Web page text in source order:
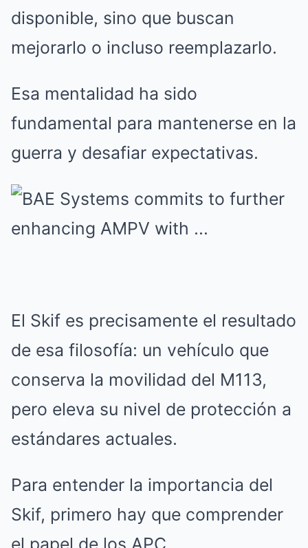
disponible, sino que buscan
mejorarlo o incluso reemplazarlo.
Esa mentalidad ha sido
fundamental para mantenerse en la
guerra y desafiar expectativas.
El Skif es precisamente el resultado
de esa filosofía: un vehículo que
conserva la movilidad del M113,
pero eleva su nivel de protección a
estándares actuales.
Para entender la importancia del
Skif, primero hay que comprender